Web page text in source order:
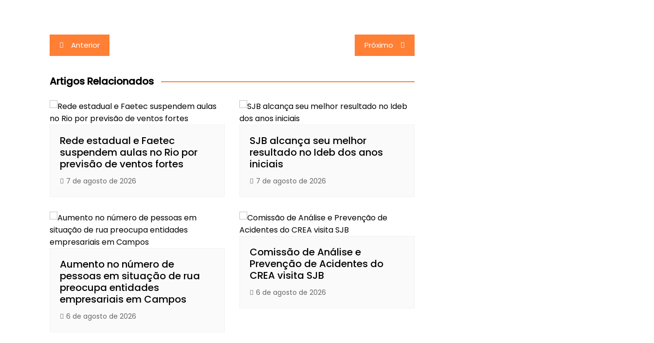
Navegação
de
Post
Anterior Próximo
Artigos Relacionados
Rede estadual e Faetec
suspendem aulas no Rio por
previsão de ventos fortes
7 de agosto de 2026
SJB alcança seu melhor
resultado no Ideb dos anos
iniciais
7 de agosto de 2026
Aumento no número de
pessoas em situação de rua
preocupa entidades
empresariais em Campos
6 de agosto de 2026
Comissão de Análise e
Prevenção de Acidentes do
CREA visita SJB
6 de agosto de 2026